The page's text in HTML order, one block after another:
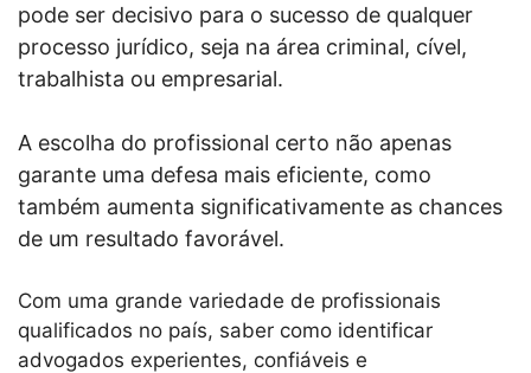
pode ser decisivo para o sucesso de qualquer
processo jurídico, seja na área criminal, cível,
trabalhista ou empresarial.
A escolha do profissional certo não apenas
garante uma defesa mais eficiente, como
também aumenta significativamente as chances
de um resultado favorável.
Com uma grande variedade de profissionais
qualificados no país, saber como identificar
advogados experientes, confiáveis e